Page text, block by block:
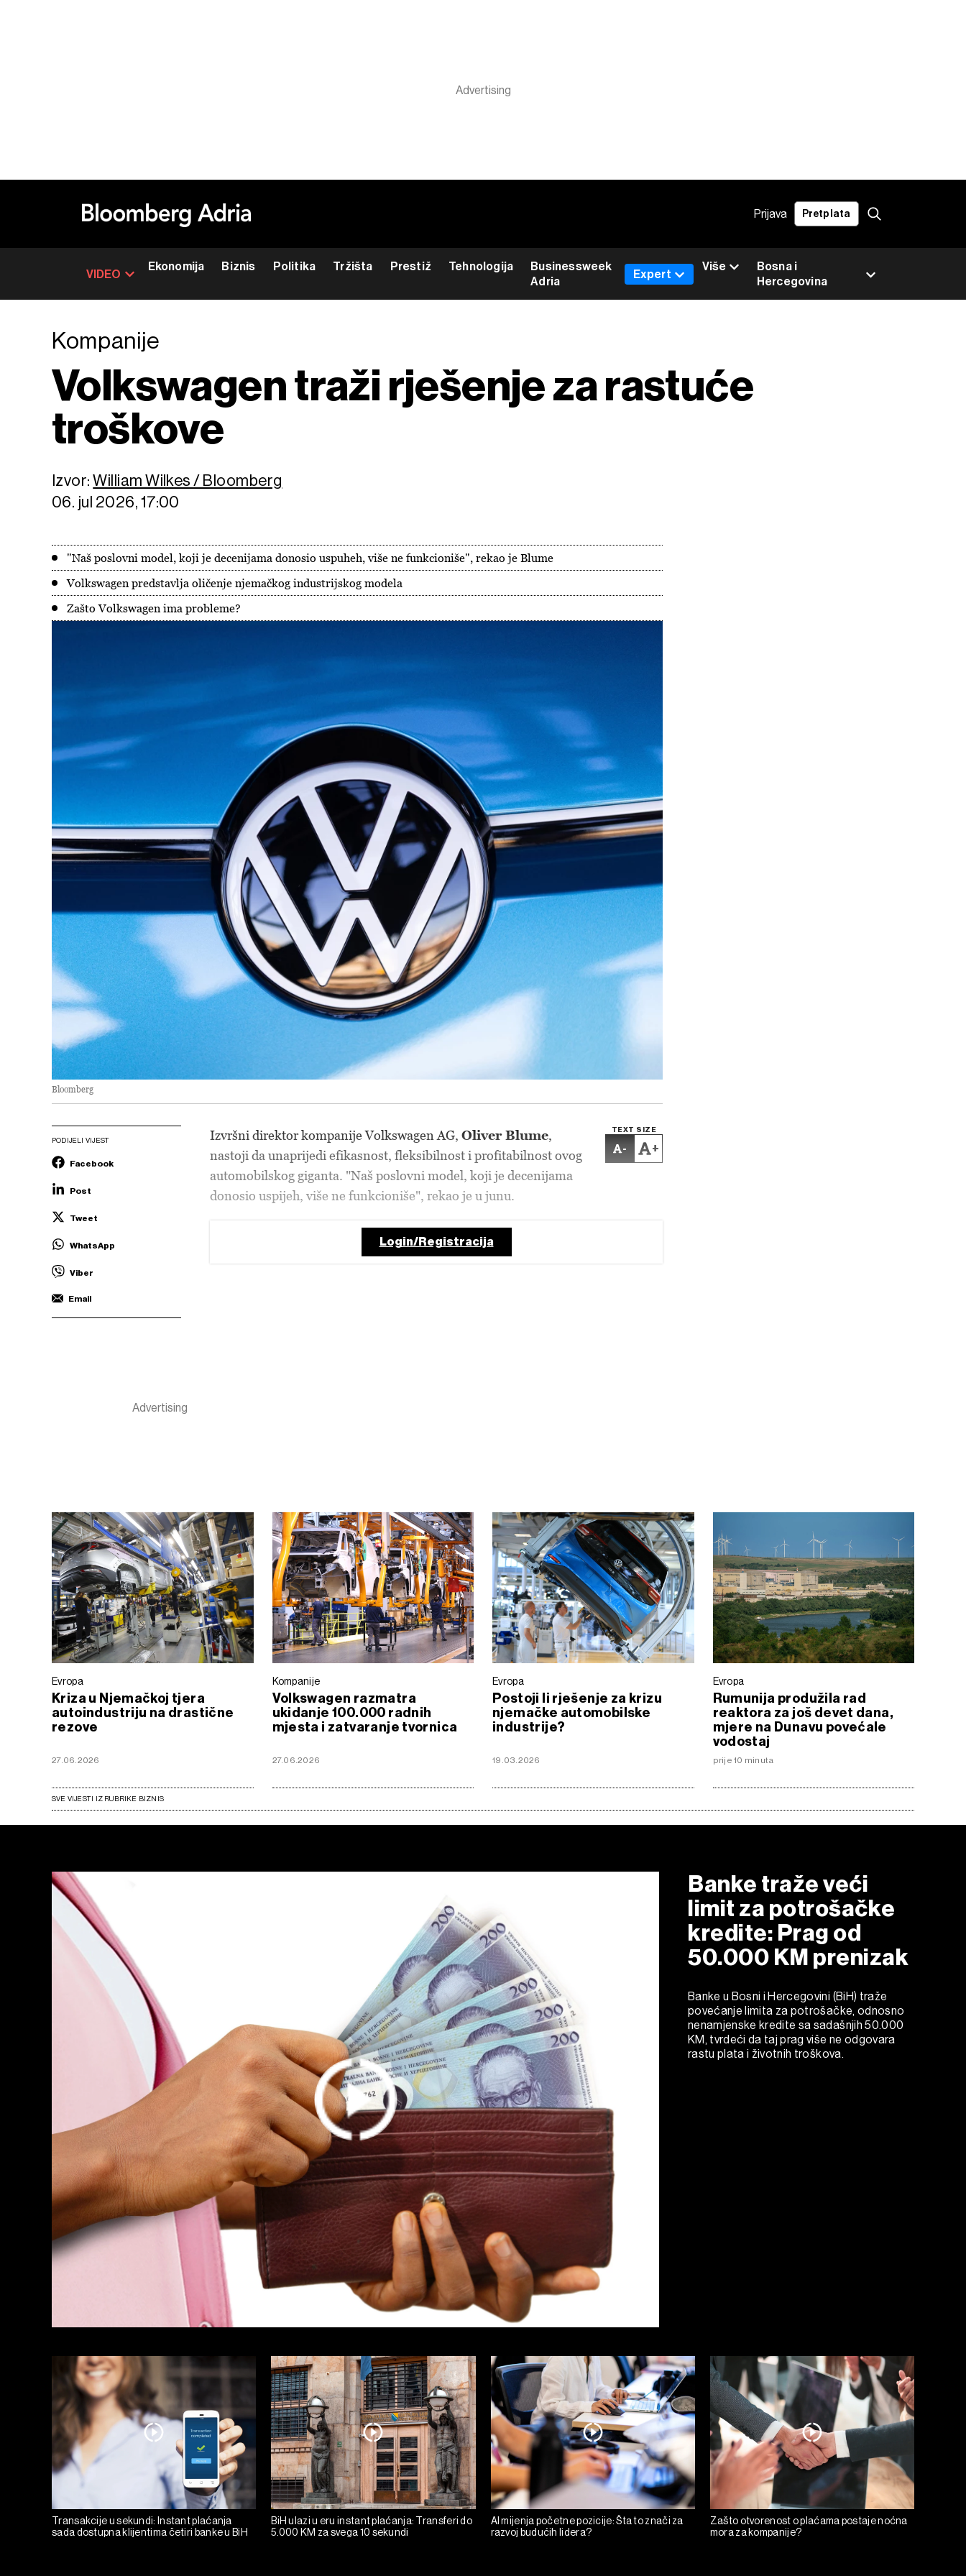
Prijava Pretplata
VIDEO
Ekonomija Biznis Politika Tržišta Prestiž Tehnologija
Businessweek
Adria
Bosna i
Hercegovina
Expert
Više
Kompanije
Volkswagen traži rješenje za rastuće
troškove
Izvor:William Wilkes / Bloomberg
06. jul 2026, 17:00
"Naš poslovni model, koji je decenijama donosio uspuheh, više ne funkcioniše", rekao je Blume
Volkswagen predstavlja oličenje njemačkog industrijskog modela
Zašto Volkswagen ima probleme?
Bloomberg
PODIJELI VIJEST
Facebook
Post
Tweet
WhatsApp
Viber
Email
TEXT SIZE
- +
Izvršni direktor kompanije Volkswagen AG, Oliver Blume,
nastoji da unaprijedi efikasnost, fleksibilnost i profitabilnost ovog
automobilskog giganta. "Naš poslovni model, koji je decenijama
donosio uspijeh, više ne funkcioniše", rekao je u junu.
Login/Registracija
Evropa
Kriza u Njemačkoj tjera
autoindustriju na drastične
rezove
27.06.2026
Kompanije
Volkswagen razmatra
ukidanje 100.000 radnih
mjesta i zatvaranje tvornica
27.06.2026
Evropa
Postoji li rješenje za krizu
njemačke automobilske
industrije?
19.03.2026
Evropa
Rumunija produžila rad
reaktora za još devet dana,
mjere na Dunavu povećale
vodostaj
prije 10 minuta
SVE VIJESTI IZ RUBRIKE BIZNIS
Banke traže veći
limit za potrošačke
kredite: Prag od
50.000 KM prenizak
Banke u Bosni i Hercegovini (BiH) traže
povećanje limita za potrošačke, odnosno
nenamjenske kredite sa sadašnjih 50.000
KM, tvrdeći da taj prag više ne odgovara
rastu plata i životnih troškova.
Transakcije u sekundi: Instant plaćanja
sada dostupna klijentima četiri banke u BiH
BiH ulazi u eru instant plaćanja: Transferi do
5.000 KM za svega 10 sekundi
AI mijenja početne pozicije: Šta to znači za
razvoj budućih lidera?
Zašto otvorenost o plaćama postaje noćna
mora za kompanije?